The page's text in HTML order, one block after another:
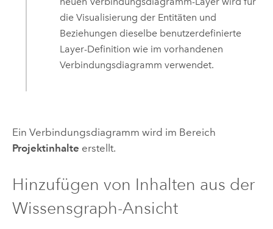
die Visualisierung der Entitäten und
Beziehungen dieselbe benutzerdefinierte
Layer-Definition wie im vorhandenen
Verbindungsdiagramm verwendet.
Ein Verbindungsdiagramm wird im Bereich
Projektinhalte erstellt.
Hinzufügen von Inhalten aus der
Wissensgraph-Ansicht